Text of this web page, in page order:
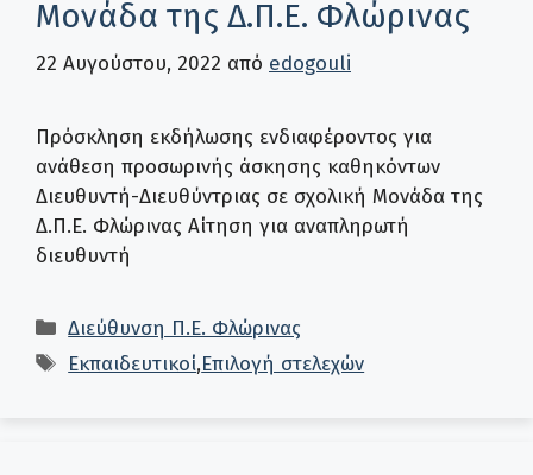
Μονάδα της Δ.Π.Ε. Φλώρινας
22 Αυγούστου, 2022 από edogouli
Πρόσκληση εκδήλωσης ενδιαφέροντος για
ανάθεση προσωρινής άσκησης καθηκόντων
Διευθυντή-Διευθύντριας σε σχολική Μονάδα της
Δ.Π.Ε. Φλώρινας Αίτηση για αναπληρωτή
διευθυντή
Κατηγορίες
Διεύθυνση Π.Ε. Φλώρινας
Ετικέτες
Εκπαιδευτικοί,Επιλογή στελεχών